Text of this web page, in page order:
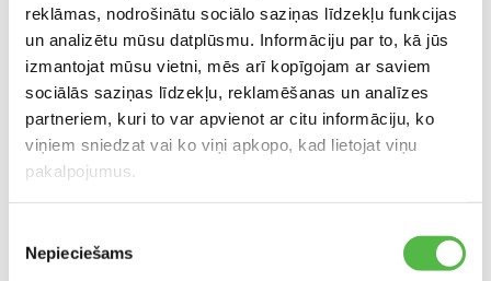
reklāmas, nodrošinātu sociālo saziņas līdzekļu funkcijas
un analizētu mūsu datplūsmu. Informāciju par to, kā jūs
izmantojat mūsu vietni, mēs arī kopīgojam ar saviem
sociālās saziņas līdzekļu, reklamēšanas un analīzes
partneriem, kuri to var apvienot ar citu informāciju, ko
viņiem sniedzat vai ko viņi apkopo, kad lietojat viņu
pakalpojumus.
izvēle
Nepieciešams
Расположение в торговом центре
РАСПОЛОЖЕНИЕ НА КАРТЕ